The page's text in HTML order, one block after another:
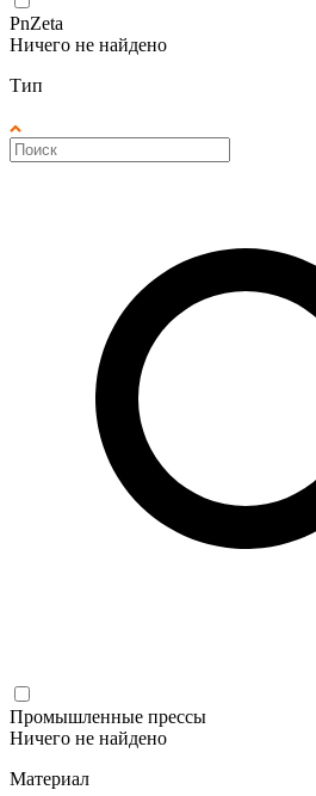
PnZeta
Ничего не найдено
Тип
Промышленные прессы
Ничего не найдено
Материал